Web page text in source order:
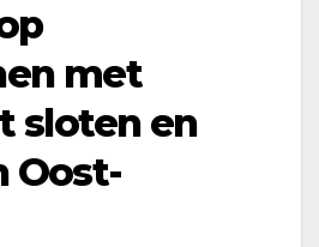
met
sloten en
Oost-